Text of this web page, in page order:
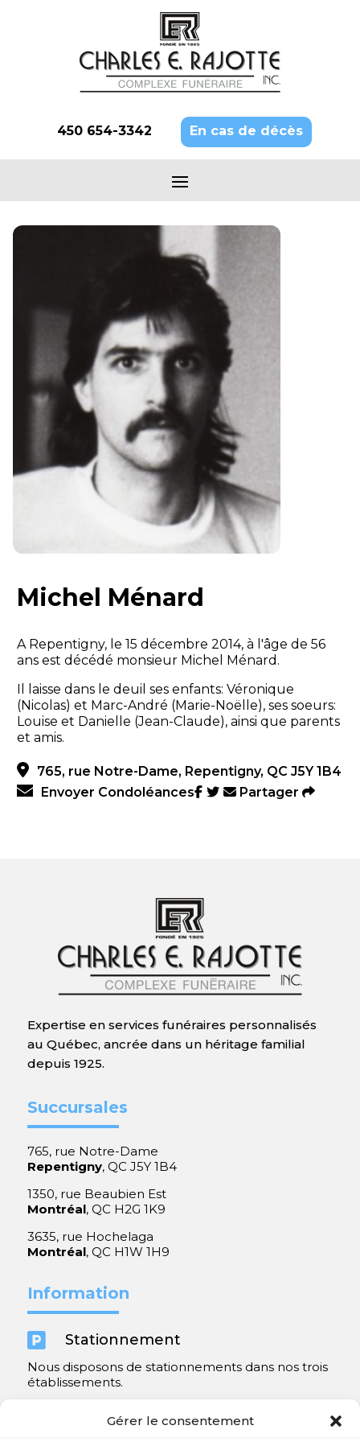
Gérer le consentement
450 654-3342 En cas de décès
Michel Ménard
A Repentigny, le 15 décembre 2014, à l'âge de 56
ans est décédé monsieur Michel Ménard.
Il laisse dans le deuil ses enfants: Véronique
(Nicolas) et Marc-André (Marie-Noëlle), ses soeurs:
Louise et Danielle (Jean-Claude), ainsi que parents
et amis.
765, rue Notre-Dame, Repentigny, QC J5Y 1B4
Envoyer Condoléances
Partager
Expertise en services funéraires personnalisés
au Québec, ancrée dans un héritage familial
depuis 1925.
Succursales
765, rue Notre-Dame
Repentigny, QC J5Y 1B4
1350, rue Beaubien Est
Montréal, QC H2G 1K9
3635, rue Hochelaga
Montréal, QC H1W 1H9
Information
 Stationnement
Nous disposons de stationnements dans nos trois
établissements.